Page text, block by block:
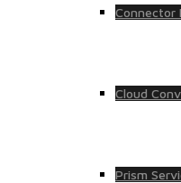
Connector
Cloud
Prism